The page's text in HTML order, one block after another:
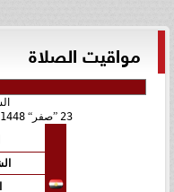
مواقيت الصلاة
23 صفر 1448 هـ